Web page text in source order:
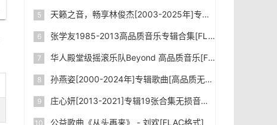
天籁之音，畅享林俊杰[2003-2025年]专辑打包合集 [无损FLAC/WAV/MP3] 下载
张学友1985-2013高品质音乐专辑合集[FLAC/WAV/MP3]下载
华人殿堂级摇滚乐队Beyond 高品质音乐[FLAC+MP3/Kbps]合集_下载
孙燕姿[2000-2024年]专辑歌曲[高品质无损FLAC+MP3-320kbps]合集下载
庄心妍[2013-2021]专辑19张合集无损音乐WAV格式网盘下载|百度网盘
公益歌曲《从头再来》 - 刘欢[FLAC格式]